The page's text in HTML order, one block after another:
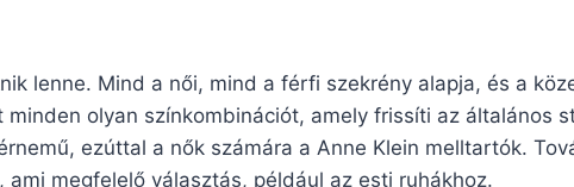
lenne. Mind a női, mind a férfi szekrény alapja, és a
olyan színkombinációt, amely frissíti az általános
ezúttal a nők számára a Anne Klein melltartók.
megfelelő választás, például az esti ruhákhoz.